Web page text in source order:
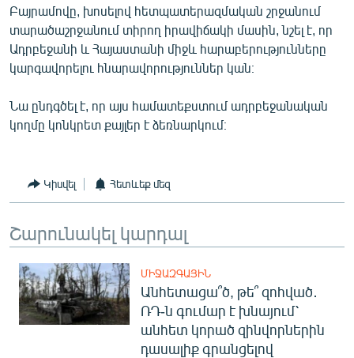
Русский
ՀԵՏԵՎԵՔ ՄԵԶ
Բայրամովը, խոսելով հետպատերազմական շրջանում
տարածաշրջանում տիրող իրավիճակի մասին, նշել է, որ
Ադրբեջանի և Հայաստանի միջև հարաբերությունները
կարգավորելու հնարավորություններ կան։
Նա ընդգծել է, որ այս համատեքստում ադրբեջանական
կողմը կոնկրետ քայլեր է ձեռնարկում։
Կիսվել Հետևեք մեզ
Շարունակել կարդալ
ՄԻՋԱԶԳԱՅԻՆ
Անհետացա՞ծ, թե՞ զոհված․
ՌԴ-ն գումար է խնայում՝
անհետ կորած զինվորներին
դասալիք գրանցելով